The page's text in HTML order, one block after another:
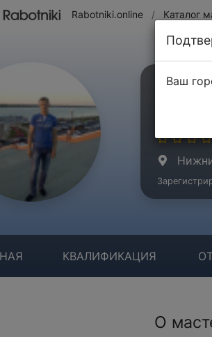
Rabotniki.online / Каталог
КВАЛИФИКАЦИЯ
О
Ваш